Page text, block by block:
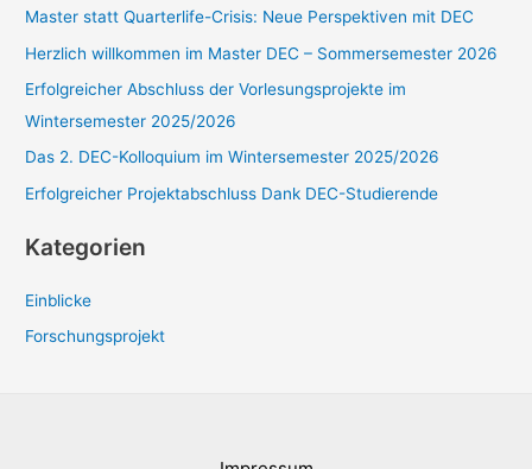
e
n
:
Master statt Quarterlife-Crisis: Neue Perspektiven mit DEC
Herzlich willkommen im Master DEC – Sommersemester 2026
Erfolgreicher Abschluss der Vorlesungsprojekte im
Wintersemester 2025/2026
Das 2. DEC-Kolloquium im Wintersemester 2025/2026
Erfolgreicher Projektabschluss Dank DEC-Studierende
Kategorien
Einblicke
Forschungsprojekt